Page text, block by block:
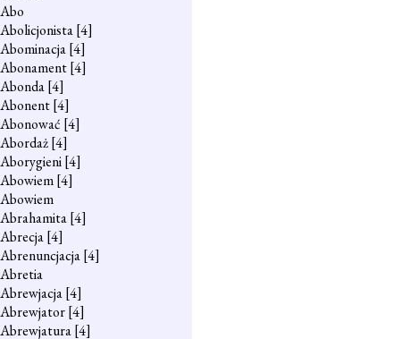
Abo
Abolicjonista[4]
Abominacja[4]
Abonament[4]
Abonda[4]
Abonent[4]
Abonować [4]
Abordaż[4]
Aborygieni[4]
Abowiem[4]
Abowiem
Abrahamita[4]
Abrecja[4]
Abrenuncjacja[4]
Abretia
Abrewjacja[4]
Abrewjator[4]
Abrewjatura[4]